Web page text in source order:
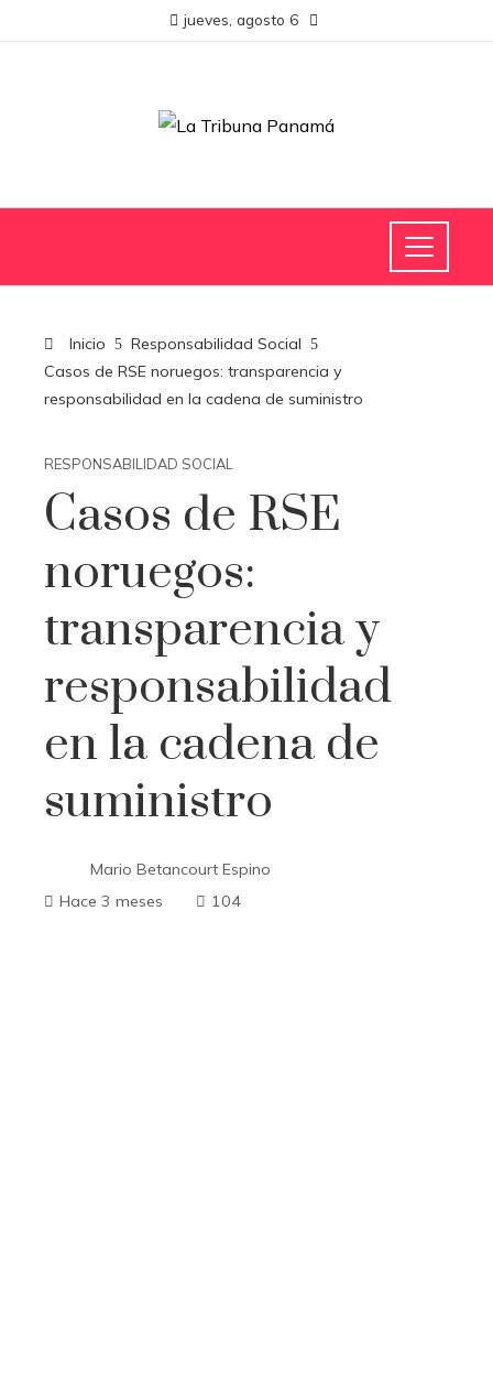
jueves, agosto 6
Inicio
Responsabilidad Social
Casos de RSE noruegos: transparencia y
responsabilidad en la cadena de suministro
RESPONSABILIDAD SOCIAL
Casos de RSE
noruegos:
transparencia y
responsabilidad
en la cadena de
suministro
Mario Betancourt Espino
Hace 3 meses
104